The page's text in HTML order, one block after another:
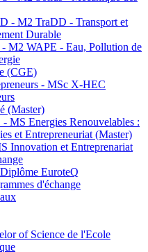
- M2 TraDD - Transport et
Durable
M2 WAPE - Eau, Pollution de
(CGE)
- MSc X-HEC
(Master)
MS Energies Renouvelables :
et Entrepreneuriat (Master)
Innovation et Entreprenariat
EuroteQ
d'échange
of Science de l'Ecole